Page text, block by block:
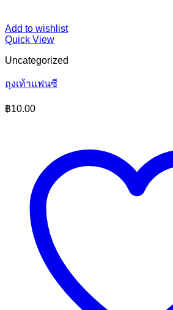
Add to wishlist
Quick View
Uncategorized
ถุงเท้าแฟนซี
฿10.00